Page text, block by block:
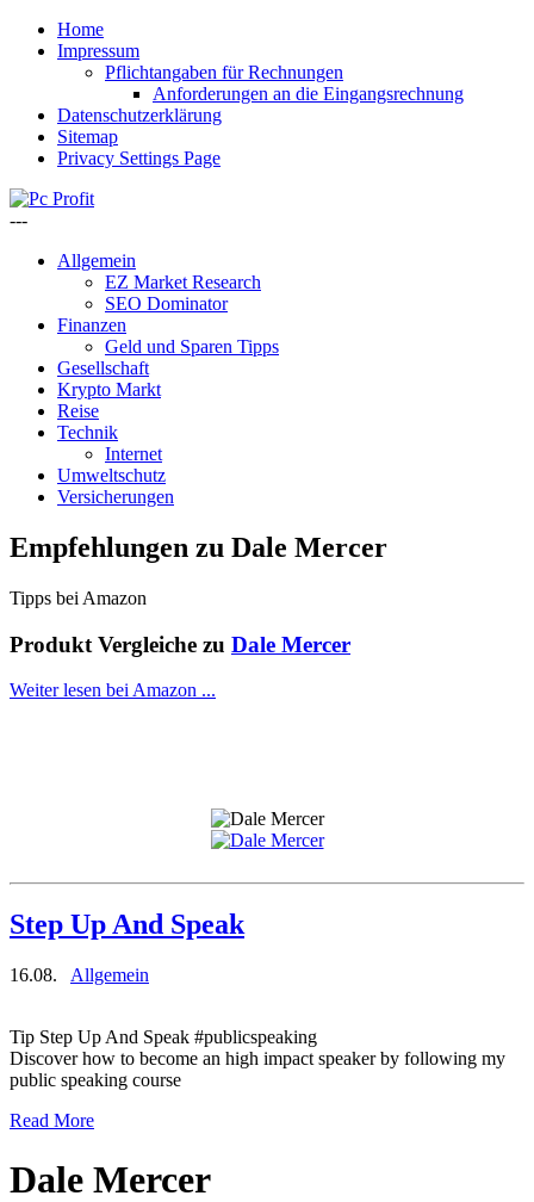
Home
Impressum
Pflichtangaben für Rechnungen
Anforderungen an die Eingangsrechnung
Datenschutzerklärung
Sitemap
Privacy Settings Page
---
Allgemein
EZ Market Research
SEO Dominator
Finanzen
Geld und Sparen Tipps
Gesellschaft
Krypto Markt
Reise
Technik
Internet
Umweltschutz
Versicherungen
Empfehlungen zu Dale Mercer
Tipps bei Amazon
Produkt Vergleiche zu Dale Mercer
Weiter lesen bei Amazon ...
Step Up And Speak
16.08. Allgemein
Tip Step Up And Speak #publicspeaking
Discover how to become an high impact speaker by following my
public speaking course
Read More
Dale Mercer